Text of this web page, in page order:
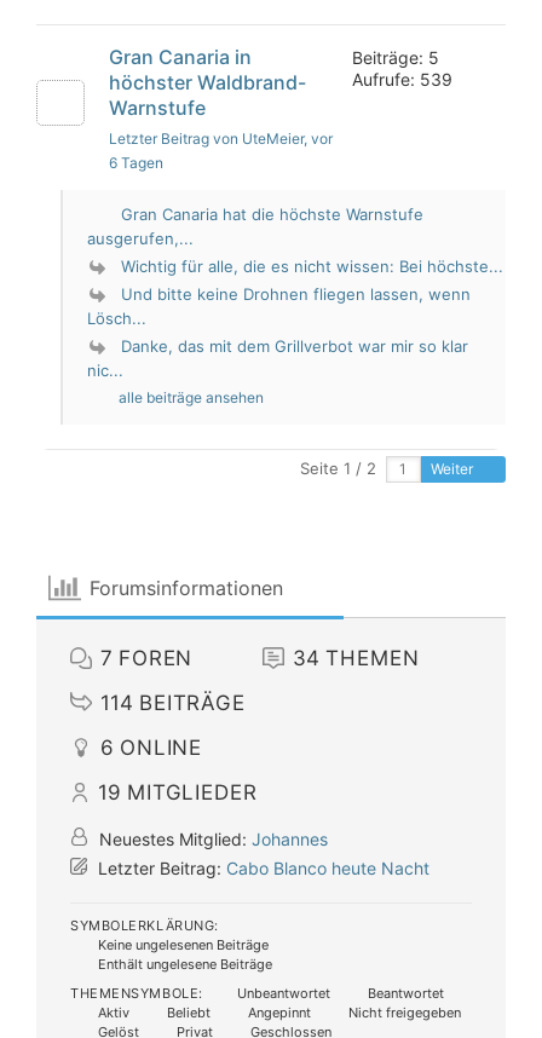
Gran Canaria in
höchster Waldbrand-
Warnstufe
Letzter Beitrag von UteMeier, vor
6 Tagen
Beiträge: 5
Aufrufe: 539
Gran Canaria hat die höchste Warnstufe
ausgerufen,...
Wichtig für alle, die es nicht wissen: Bei höchste...
Und bitte keine Drohnen fliegen lassen, wenn
Lösch...
Danke, das mit dem Grillverbot war mir so klar
nic...
alle beiträge ansehen
Seite 1 / 2 Weiter
Forumsinformationen
7 FOREN 34 THEMEN
114 BEITRÄGE
6 ONLINE
19 MITGLIEDER
Neuestes Mitglied: Johannes
Letzter Beitrag: Cabo Blanco heute Nacht
SYMBOLERKLÄRUNG:
Keine ungelesenen Beiträge
Enthält ungelesene Beiträge
THEMENSYMBOLE:
Unbeantwortet
Beantwortet
Aktiv
Beliebt Angepinnt
Nicht freigegeben
Gelöst
Privat Geschlossen